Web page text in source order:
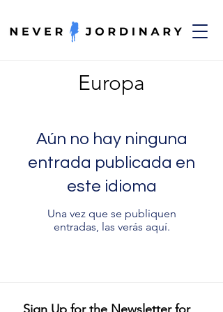
Europa
Aún no hay ninguna
entrada publicada en
este idioma
Una vez que se publiquen
entradas, las verás aquí.